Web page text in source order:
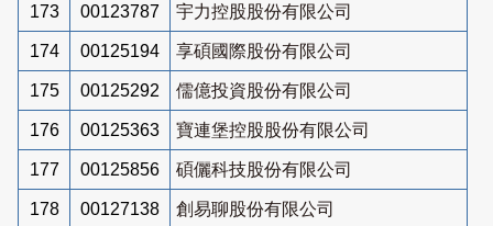
173 00123787 宇力控股股份有限公司
174 00125194 享碩國際股份有限公司
175 00125292 儒億投資股份有限公司
176 00125363 寶連堡控股股份有限公司
177 00125856 碩儷科技股份有限公司
178 00127138 創易聊股份有限公司